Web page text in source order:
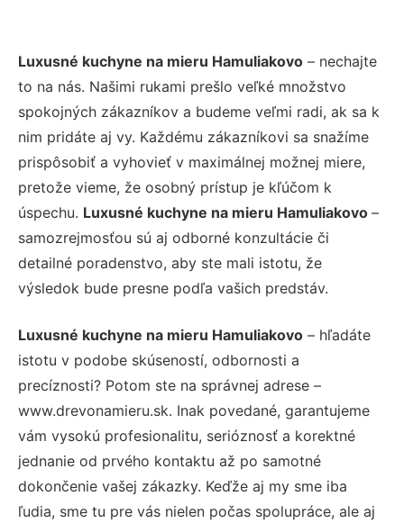
Luxusné kuchyne na mieru Hamuliakovo – nechajte
to na nás. Našimi rukami prešlo veľké množstvo
spokojných zákazníkov a budeme veľmi radi, ak sa k
nim pridáte aj vy. Každému zákazníkovi sa snažíme
prispôsobiť a vyhovieť v maximálnej možnej miere,
pretože vieme, že osobný prístup je kľúčom k
úspechu. Luxusné kuchyne na mieru Hamuliakovo –
samozrejmosťou sú aj odborné konzultácie či
detailné poradenstvo, aby ste mali istotu, že
výsledok bude presne podľa vašich predstáv.
Luxusné kuchyne na mieru Hamuliakovo – hľadáte
istotu v podobe skúseností, odbornosti a
precíznosti? Potom ste na správnej adrese –
www.drevonamieru.sk. Inak povedané, garantujeme
vám vysokú profesionalitu, serióznosť a korektné
jednanie od prvého kontaktu až po samotné
dokončenie vašej zákazky. Keďže aj my sme iba
ľudia, sme tu pre vás nielen počas spolupráce, ale aj